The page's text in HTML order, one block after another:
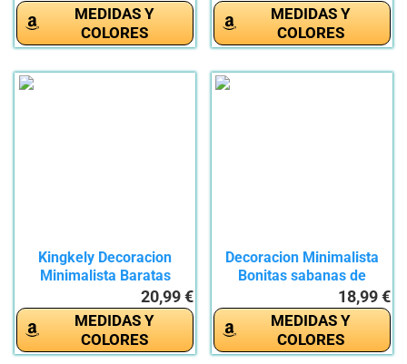
MEDIDAS Y
COLORES
MEDIDAS Y
COLORES
Kingkely Decoracion
Minimalista Baratas
inmensas...20,99 €
MEDIDAS Y
COLORES
Decoracion Minimalista
Bonitas sabanas de
18,99 €
MEDIDAS Y
COLORES